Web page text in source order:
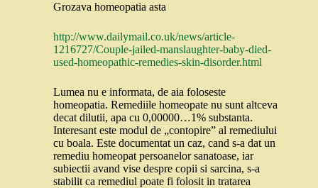
Grozava homeopatia asta
http://www.dailymail.co.uk/news/article-
1216727/Couple-jailed-manslaughter-baby-died-
used-homeopathic-remedies-skin-disorder.html
Lumea nu e informata, de aia foloseste
homeopatia. Remediile homeopate nu sunt altceva
decat dilutii, apa cu 0,00000…1% substanta.
Interesant este modul de „contopire” al remediului
cu boala. Este documentat un caz, cand s-a dat un
remediu homeopat persoanelor sanatoase, iar
subiectii avand vise despre copii si sarcina, s-a
stabilit ca remediul poate fi folosit in tratarea